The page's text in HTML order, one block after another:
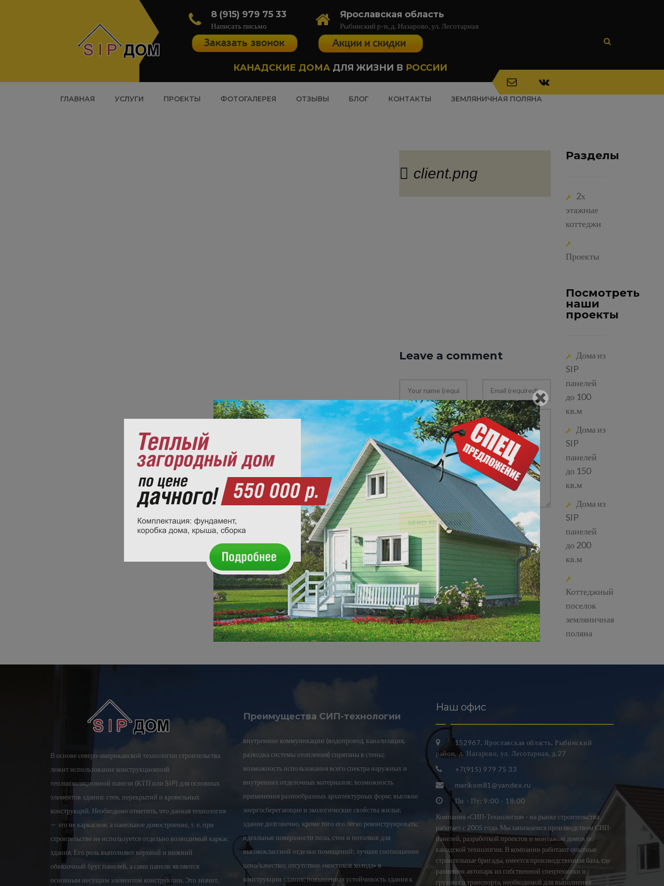
8 (915) 979 75 33
Написать письмо
Ярославская область
Рыбинский р-н, д. Назарово, ул. Лесотарная
КАНАДСКИЕ ДОМАДЛЯ ЖИЗНИ В РОССИИ
ГЛАВНАЯ УСЛУГИ ПРОЕКТЫ ФОТОГАЛЕРЕЯ ОТЗЫВЫ БЛОГ КОНТАКТЫ ЗЕМЛЯНИЧНАЯ ПОЛЯНА
client.png
Leave a comment
Разделы
2х
этажные
коттеджи
Проекты
Посмотреть
наши
проекты
Дома из
SIP
панелей
до 100
кв.м
Дома из
SIP
панелей
до 150
кв.м
Дома из
SIP
панелей
до 200
кв.м
Коттеджный
поселок
земляничная
поляна
В основе северо-американской технологии строительства
лежит использование конструкционной
теплоизоляционной панели (КТП или SIP) для основных
элементов здания: стен, перекрытий и кровельных
конструкций. Необходимо отметить, что данная технология
— это не каркасное, а панельное домостроение, т. е. при
строительстве не используется отдельно возводимый каркас
здания. Его роль выполняют верхний и нижний
обвязочный брус панелей, а сами панели являются
основным несущим элементом конструкции. Это значит,
Преимущества СИП-технологии
внутренние коммуникации (водопровод, канализация,
разводка системы отопления) спрятаны в стены;
возможность использования всего спектра наружных и
внутренних отделочных материалов; возможность
применения разнообразных архитектурных форм; высокие
энергосберегающие и экологические свойства жилья;
здание долговечно, кроме того его легко реконструировать;
идеальные поверхности пола, стен и потолков для
высококлассной отделки помещений; лучшее соотношение
цена/качество; отсутствие «мостиков холода» в
конструкции здания; повышенная устойчивость здания к
Наш офис
152967, Ярославская область, Рыбинский
район, д. Назарово, ул. Лесотарная, д.27
+7(915) 979 75 33
marikom81@yandex.ru
Пн - Пт: 9:00 - 18:00
Компания «СИП-Технология» - на рынке строительства
работает с 2005 года. Мы занимаемся производством СИП-
панелей, разработкой проектов и монтажом домов по
канадской технологии. В компании работают опытные
строительные бригады, имеется производственная база, где
размещен автопарк из собственной спецтехники и
грузового транспорта, необходимой для выполнения